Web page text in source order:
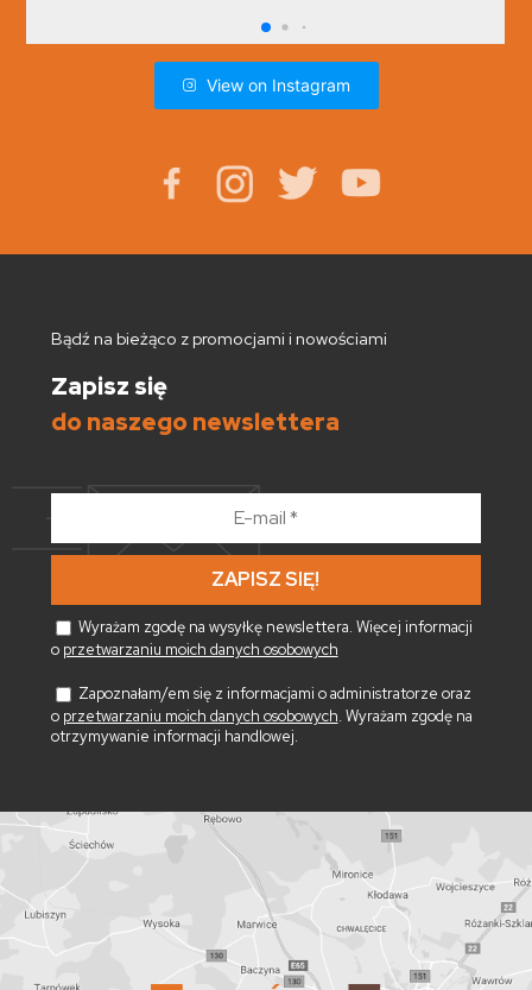
View on Instagram
Bądź na bieżąco z promocjami i nowościami
Zapisz się
do naszego newslettera
*
Wyrażam zgodę na wysyłkę newslettera. Więcej informacji
o przetwarzaniu moich danych osobowych
Zapoznałam/em się z informacjami o administratorze oraz
o przetwarzaniu moich danych osobowych. Wyrażam zgodę na
otrzymywanie informacji handlowej.